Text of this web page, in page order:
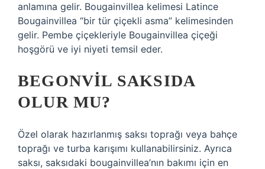
anlamına gelir. Bougainvillea kelimesi Latince
Bougainvillea “bir tür çiçekli asma” kelimesinden
gelir. Pembe çiçekleriyle Bougainvillea çiçeği
hoşgörü ve iyi niyeti temsil eder.
BEGONVIL SAKSIDA
OLUR MU?
Özel olarak hazırlanmış saksı toprağı veya bahçe
toprağı ve turba karışımı kullanabilirsiniz. Ayrıca
saksı, saksıdaki bougainvillea’nın bakımı için en